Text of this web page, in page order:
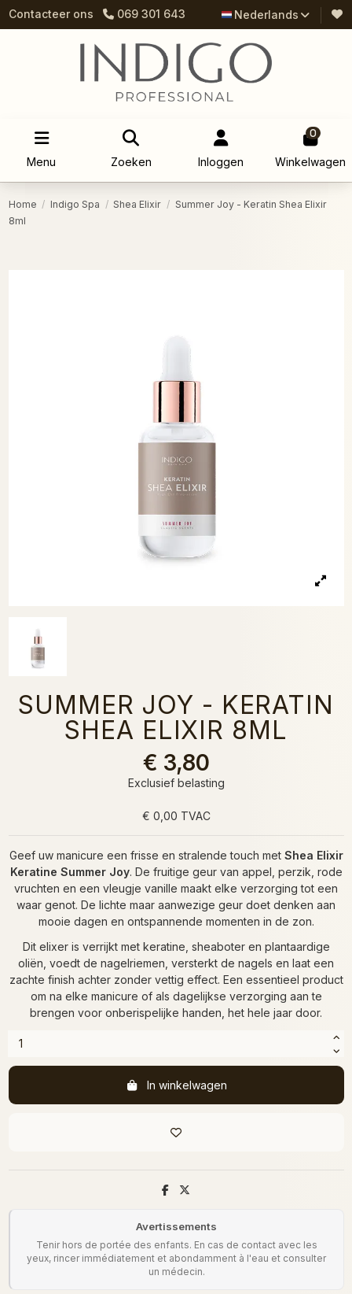
Contacteer ons 069 301 643 Nederlands
Menu Zoeken Inloggen
0
Winkelwagen
Home Indigo Spa Shea Elixir
Summer Joy - Keratin Shea Elixir
8ml
SUMMER JOY - KERATIN
SHEA ELIXIR 8ML
€ 3,80
Exclusief belasting
€ 0,00 TVAC
Geef uw manicure een frisse en stralende touch met Shea Elixir
Keratine Summer Joy. De fruitige geur van appel, perzik, rode
vruchten en een vleugje vanille maakt elke verzorging tot een
waar genot. De lichte maar aanwezige geur doet denken aan
mooie dagen en ontspannende momenten in de zon.
Dit elixer is verrijkt met keratine, sheaboter en plantaardige
oliën, voedt de nagelriemen, versterkt de nagels en laat een
zachte finish achter zonder vettig effect. Een essentieel product
om na elke manicure of als dagelijkse verzorging aan te
brengen voor onberispelijke handen, het hele jaar door.
In winkelwagen
Avertissements
Tenir hors de portée des enfants. En cas de contact avec les
yeux, rincer immédiatement et abondamment à l'eau et consulter
un médecin.